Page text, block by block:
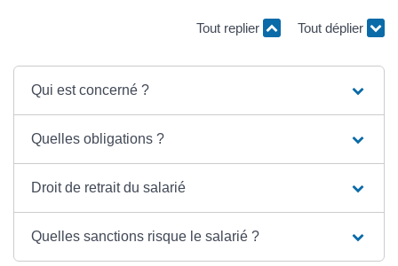
Tout replier Tout déplier
Qui est concerné ?
Quelles obligations ?
Droit de retrait du salarié
Quelles sanctions risque le salarié ?